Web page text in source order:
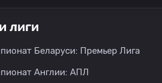
лиги
Беларуси: Премьер Лига
Англии: АПЛ